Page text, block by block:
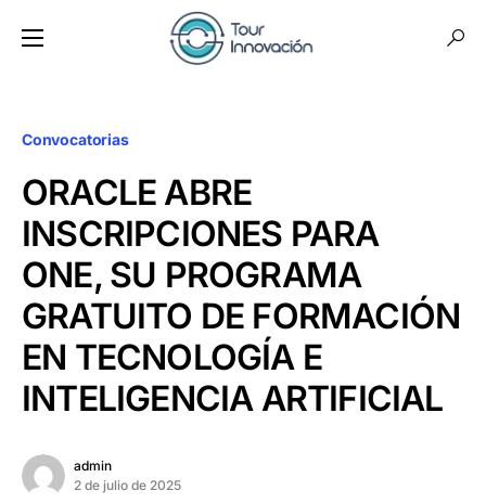
Convocatorias
ORACLE ABRE
INSCRIPCIONES PARA
ONE, SU PROGRAMA
GRATUITO DE FORMACIÓN
EN TECNOLOGÍA E
INTELIGENCIA ARTIFICIAL
admin
2 de julio de 2025